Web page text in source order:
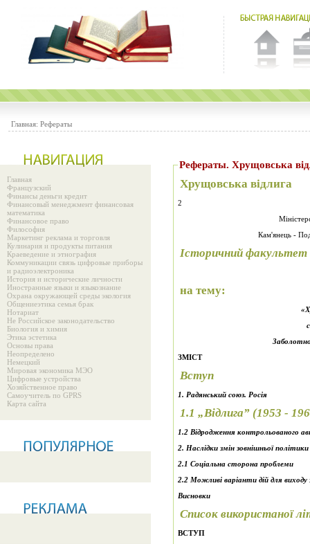
Главная: Рефераты
Главная
Французский
Финансы деньги кредит
Финансовый менеджмент финансовая
математика
Финансовое право
Философия
Маркетинг реклама и торговля
Кулинария и продукты питания
Краеведение и этнография
Коммуникации связь цифровые приборы
и радиоэлектроника
История и исторические личности
Иностранные языки и языкознание
Охрана окружающей среды экология
Общениеэтика семья брак
Нотариат
Не Российское законодательство
Биология и химия
Этика эстетика
Основы права
Неопределено
Немецкий
Мировая экономика МЭО
Цифровые устройства
Хозяйственное право
Самоучитель по GPRS
Карта сайта
Рефераты. Хрущовська
Хрущовська відлига
2
Кам'янець -
Історичний факультет
на тему:
ЗМІСТ
Вступ
1. Радянський союз. Росія
1.1 „Відлига” (1953 -
1.2 Відродження контрольованого
2. Наслідки змін зовнішньої політики
2.1 Соціальна сторона проблеми
2.2 Можливі варіанти дій для виходу
Висновки
Список використаної
ВСТУП